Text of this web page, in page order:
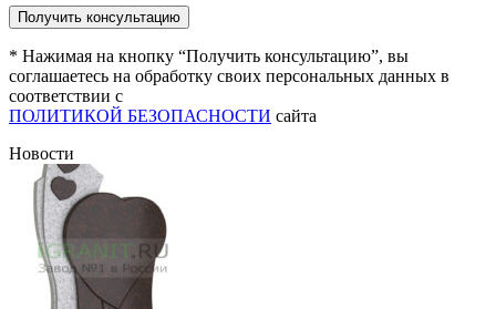
* Нажимая на кнопку “Получить консультацию”, вы
соглашаетесь на обработку своих персональных данных в
соответствии с
ПОЛИТИКОЙ БЕЗОПАСНОСТИ сайта
Новости